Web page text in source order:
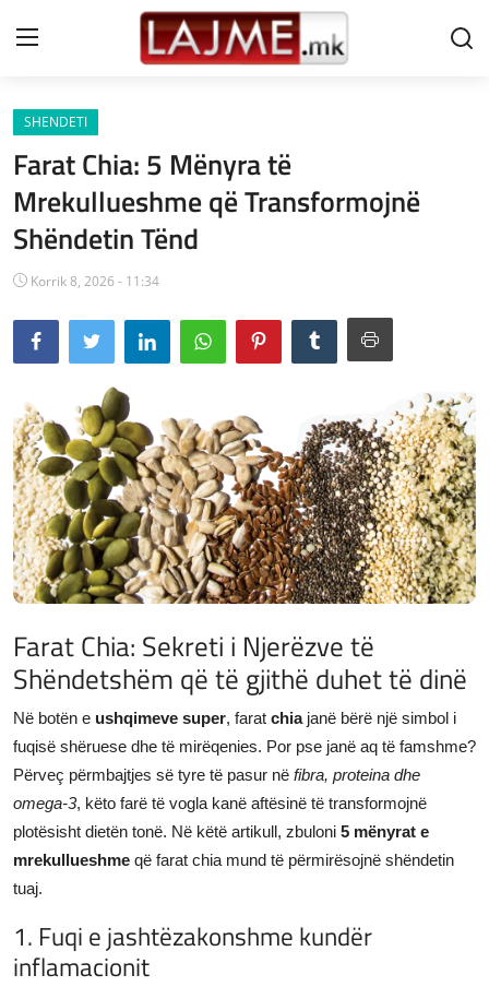
Shtëpi
LAJME MAQEDONI
SHQIPERI
KOSOVA
LAJME NGA BOTA
SPORT
SHENDETI
JETA
Gallery
SHENDETI
Farat Chia: 5 Mënyra të
Mrekullueshme që Transformojnë
Shëndetin Tënd
Korrik 8, 2026 - 11:34
Farat Chia: Sekreti i Njerëzve të
Shëndetshëm që të gjithë duhet të dinë
Në botën e ushqimeve super, farat chiajanë bërë një simbol i
fuqisë shëruese dhe të mirëqenies. Por pse janë aq të famshme?
Përveç përmbajtjes së tyre të pasur në fibra, proteina dhe
omega-3, këto farë të vogla kanë aftësinë të transformojnë
plotësisht dietën tonë. Në këtë artikull, zbuloni 5 mënyrat e
mrekullueshme që farat chia mund të përmirësojnë shëndetin
tuaj.
1. Fuqi e jashtëzakonshme kundër
inflamacionit